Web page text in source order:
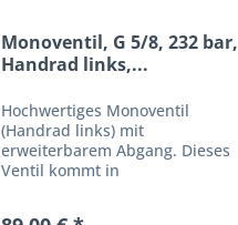
Monoventil, G 5/8, 232 bar,
Handrad links,...
Hochwertiges Monoventil
(Handrad links) mit
erweiterbarem Abgang. Dieses
Ventil kommt in